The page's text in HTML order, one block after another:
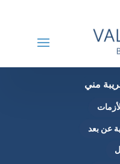
مني
عن بعد